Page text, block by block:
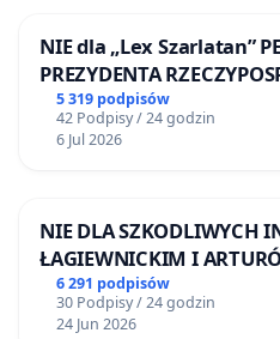
NIE dla „Lex Szarlatan”
PREZYDENTA
5 319 podpisów
42 Podpisy / 24 godzin
6 Jul 2026
NIE DLA SZKODLIWYCH
ŁAGIEWNICKIM I
6 291 podpisów
30 Podpisy / 24 godzin
24 Jun 2026